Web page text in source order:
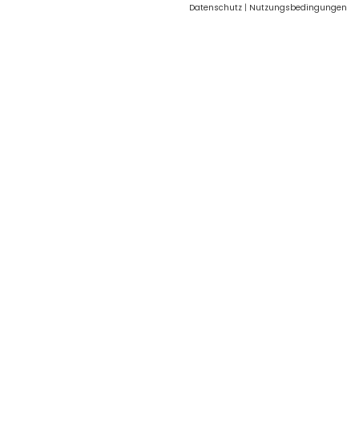
Datenschutz | Nutzungsbedingungen